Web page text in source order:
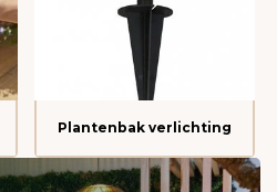
Plantenbak verlichting